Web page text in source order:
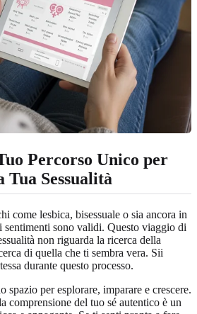
Percorso Unico per
Tua Sessualità
come lesbica, bisessuale o sia ancora in
sentimenti sono validi. Questo viaggio di
non riguarda la ricerca della
di quella che ti sembra vera. Sii
durante questo processo.
spazio per esplorare, imparare e crescere.
comprensione del tuo sé autentico è un